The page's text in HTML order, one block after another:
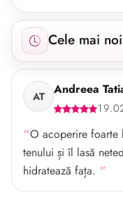
Cele mai noi
Afișăm 11 recenzii
AT Andreea
O acoperire foarte
tenului și îl lasă
hidratează fața.